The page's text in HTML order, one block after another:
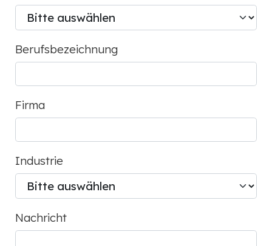
Berufsbezeichnung
Firma
Industrie
Nachricht